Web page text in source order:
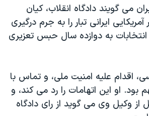
۲۰۲۴
به اسرائیل
می گویند دادگاه انقلاب، کیان
ایرانی تبار را به جرم درگیری
به دوازده سال حبس تعزیری
اقدام علیه امنیت ملی، و تماس با
بود. او این اتهامات را رد می کند، و
از وکیل وی می گوید از رای دادگاه